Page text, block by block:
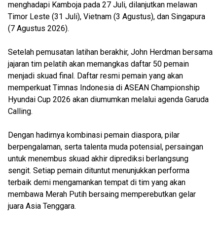
menghadapi Kamboja pada 27 Juli, dilanjutkan melawan
Timor Leste (31 Juli), Vietnam (3 Agustus), dan Singapura
(7 Agustus 2026).
Setelah pemusatan latihan berakhir, John Herdman bersama
jajaran tim pelatih akan memangkas daftar 50 pemain
menjadi skuad final. Daftar resmi pemain yang akan
memperkuat Timnas Indonesia di ASEAN Championship
Hyundai Cup 2026 akan diumumkan melalui agenda Garuda
Calling.
Dengan hadirnya kombinasi pemain diaspora, pilar
berpengalaman, serta talenta muda potensial, persaingan
untuk menembus skuad akhir diprediksi berlangsung
sengit. Setiap pemain dituntut menunjukkan performa
terbaik demi mengamankan tempat di tim yang akan
membawa Merah Putih bersaing memperebutkan gelar
juara Asia Tenggara.